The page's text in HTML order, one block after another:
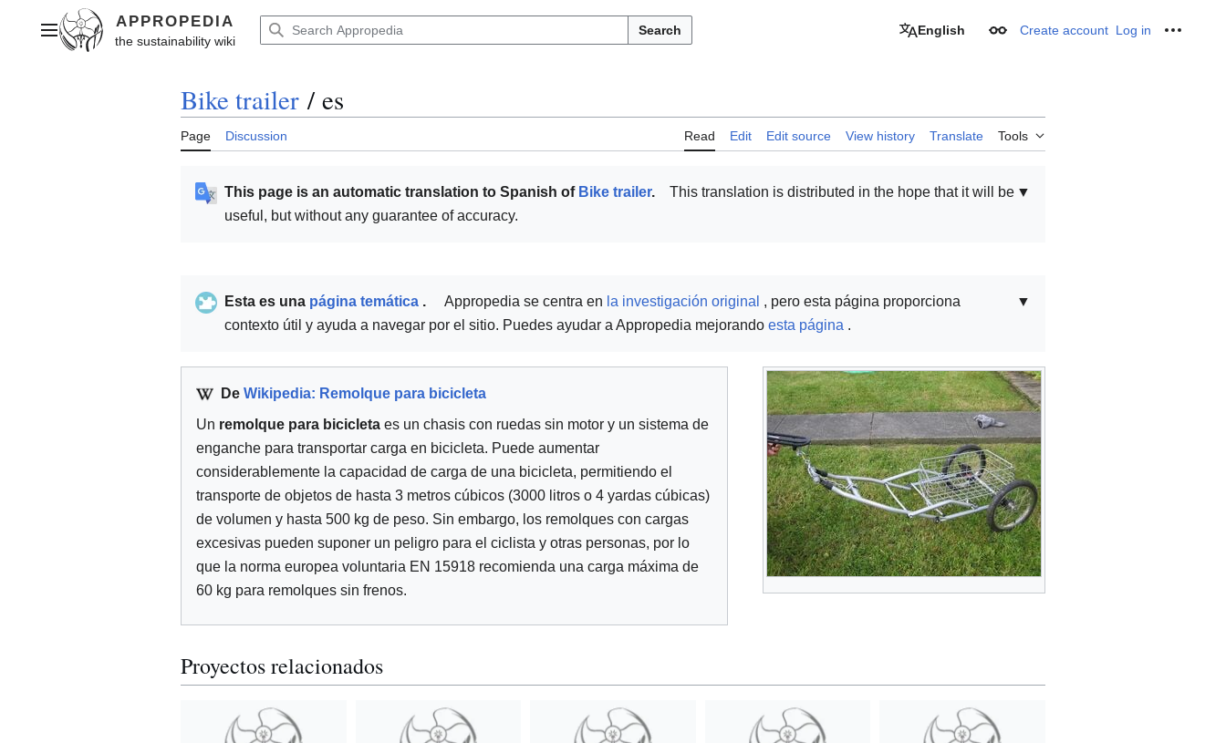
contentMain menu Search English Appearance
Create account Log in
Bike trailer / es
Page Discussion Read Edit Edit source View history Translate Tools
▼
This page is an automatic translation to Spanish of Bike trailer.
This translation is distributed in the hope that it will be
useful, but without any guarantee of accuracy.
▼
Esta es una página temática . Appropedia se centra en la investigación original , pero esta página proporciona
contexto útil y ayuda a navegar por el sitio. Puedes ayudar a Appropedia mejorando esta página .
De Wikipedia: Remolque para bicicleta
Un remolque para bicicleta es un chasis con ruedas sin motor y un sistema de
enganche para transportar carga en bicicleta. Puede aumentar
considerablemente la capacidad de carga de una bicicleta, permitiendo el
transporte de objetos de hasta 3 metros cúbicos (3000 litros o 4 yardas cúbicas)
de volumen y hasta 500 kg de peso. Sin embargo, los remolques con cargas
excesivas pueden suponer un peligro para el ciclista y otras personas, por lo
que la norma europea voluntaria EN 15918 recomienda una carga máxima de
60 kg para remolques sin frenos.
Proyectos relacionados